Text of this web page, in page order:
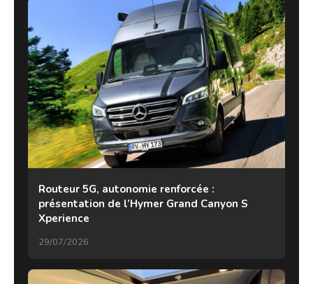
Routeur 5G, autonomie renforcée :
présentation de l’Hymer Grand Canyon S
Xperience
29/07/2026